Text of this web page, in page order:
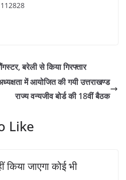
बरेली से किया गिरफ्तार
में आयोजित की गयी उत्तराखण्ड
राज्य वन्यजीव बोर्ड की 18वीं बैठक
Like
जाएगा कोई भी